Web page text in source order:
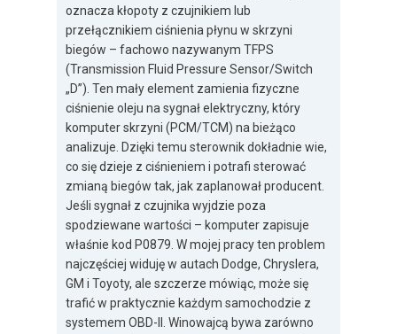
oznacza kłopoty z czujnikiem lub
przełącznikiem ciśnienia płynu w skrzyni
biegów – fachowo nazywanym TFPS
(Transmission Fluid Pressure Sensor/Switch
„D”). Ten mały element zamienia fizyczne
ciśnienie oleju na sygnał elektryczny, który
komputer skrzyni (PCM/TCM) na bieżąco
analizuje. Dzięki temu sterownik dokładnie wie,
co się dzieje z ciśnieniem i potrafi sterować
zmianą biegów tak, jak zaplanował producent.
Jeśli sygnał z czujnika wyjdzie poza
spodziewane wartości – komputer zapisuje
właśnie kod P0879. W mojej pracy ten problem
najczęściej widuję w autach Dodge, Chryslera,
GM i Toyoty, ale szczerze mówiąc, może się
trafić w praktycznie każdym samochodzie z
systemem OBD-II. Winowajcą bywa zarówno